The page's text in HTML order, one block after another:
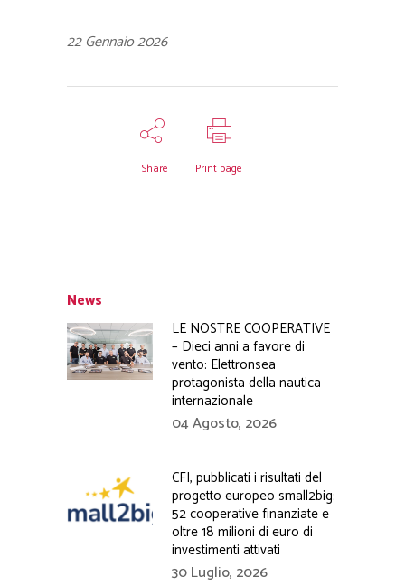
22 Gennaio 2026
Share Print page
News
LE NOSTRE COOPERATIVE
– Dieci anni a favore di
vento: Elettronsea
protagonista della nautica
internazionale
04 Agosto, 2026
CFI, pubblicati i risultati del
progetto europeo small2big:
52 cooperative finanziate e
oltre 18 milioni di euro di
investimenti attivati
30 Luglio, 2026